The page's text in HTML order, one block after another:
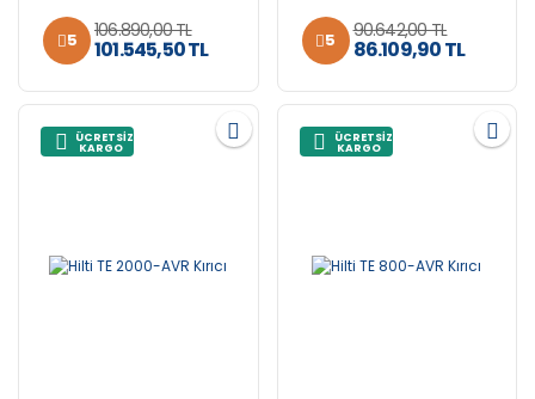
5 106.890,00 TL
101.545,50 TL 5 90.642,00 TL
86.109,90 TL
ÜCRETSİZ
KARGO
ÜCRETSİZ
KARGO